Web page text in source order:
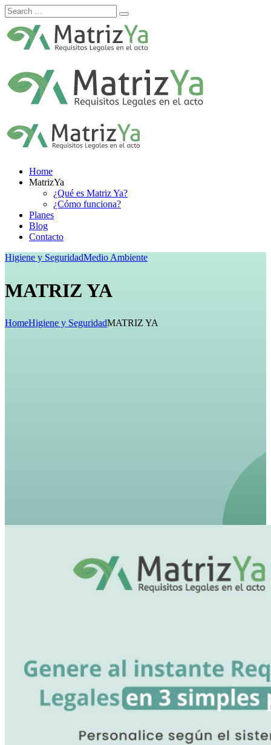
Skip
to
content
Home
MatrizYa
¿Qué es Matriz Ya?
¿Cómo funciona?
Planes
Blog
Contacto
Higiene y SeguridadMedio Ambiente
MATRIZ YA
HomeHigiene y SeguridadMATRIZ YA